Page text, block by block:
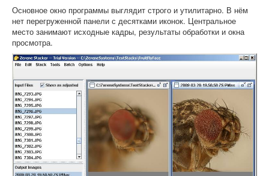
Основное окно программы выглядит строго и утилитарно. В нём
нет перегруженной панели с десятками иконок. Центральное
место занимают исходные кадры, результаты обработки и окна
просмотра.